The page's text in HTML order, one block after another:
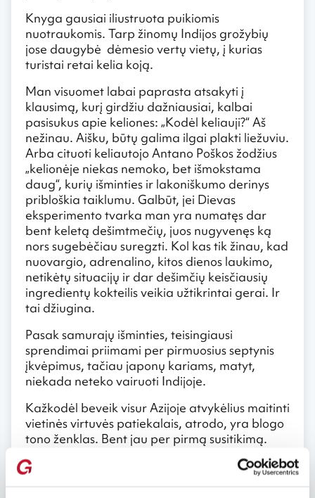
Knyga gausiai iliustruota puikiomis
nuotraukomis. Tarp žinomų Indijos grožybių
jose daugybė dėmesio vertų vietų, į kurias
turistai retai kelia koją.
Man visuomet labai paprasta atsakyti į
klausimą, kurį girdžiu dažniausiai, kalbai
pasisukus apie keliones: „Kodėl keliauji?“ Aš
nežinau. Aišku, būtų galima ilgai plakti liežuviu.
Arba cituoti keliautojo Antano Poškos žodžius
„kelionėje niekas nemoko, bet išmokstama
daug“, kurių išminties ir lakoniškumo derinys
pribloškia taiklumu. Galbūt, jei Dievas
eksperimento tvarka man yra numatęs dar
bent keletą dešimtmečių, juos nugyvenęs ką
nors sugebėčiau suregzti. Kol kas tik žinau, kad
nuovargio, adrenalino, kitos dienos laukimo,
netikėtų situacijų ir dar dešimčių keisčiausių
ingredientų kokteilis veikia užtikrintai gerai. Ir
tai džiugina.
Pasak samurajų išminties, teisingiausi
sprendimai priimami per pirmuosius septynis
įkvėpimus, tačiau japonų kariams, matyt,
niekada neteko vairuoti Indijoje.
Kažkodėl beveik visur Azijoje atvykėlius maitinti
vietinės virtuvės patiekalais, atrodo, yra blogo
tono ženklas. Bent jau per pirmą susitikimą.
Tad, jei tik įmanoma, visuomet sulaukiam
pasiūlymo užsisakyti picos arba sumuštinių.